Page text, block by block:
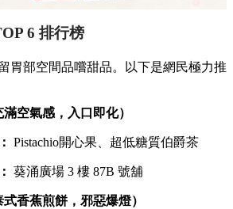
6 排行榜
胃部空間品嚐甜品。以下是網民極力推
空氣感，入口即化）
Pistachio開心果、超低糖質伯爵茶
葵涌廣場 3 樓 87B 號舖
香蕉煎餅，邪惡爆燈）